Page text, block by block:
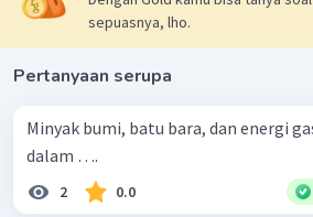
sepuasnya, lho.
Pertanyaan serupa
Minyak bumi, batu bara, dan energi
dalam ….
2 0.0